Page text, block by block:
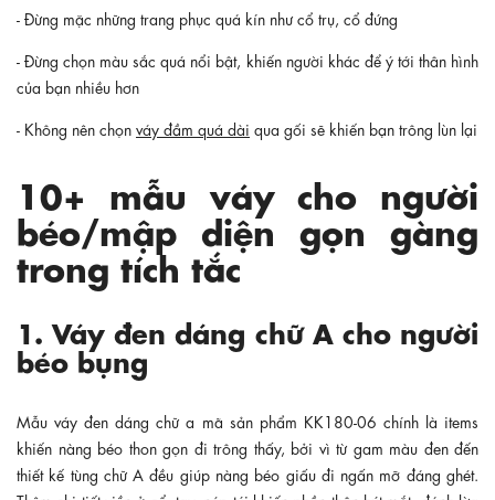
- Đừng mặc những trang phục quá kín như cổ trụ, cổ đứng
- Đừng chọn màu sắc quá nổi bật, khiến người khác để ý tới thân hình
của bạn nhiều hơn
- Không nên chọn váy đầm quá dài qua gối sẽ khiến bạn trông lùn lại
10+ mẫu váy cho người
béo/mập diện gọn gàng
trong tích tắc
1. Váy đen dáng chữ A cho người
béo bụng
Mẫu váy đen dáng chữ a mã sản phẩm KK180-06 chính là items
khiến nàng béo thon gọn đi trông thấy, bởi vì từ gam màu đen đến
thiết kế tùng chữ A đều giúp nàng béo giấu đi ngấn mỡ đáng ghét.